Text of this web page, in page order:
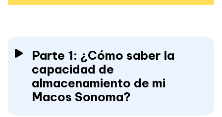
Parte 1: ¿Cómo saber la
capacidad de
almacenamiento de mi
Macos Sonoma?